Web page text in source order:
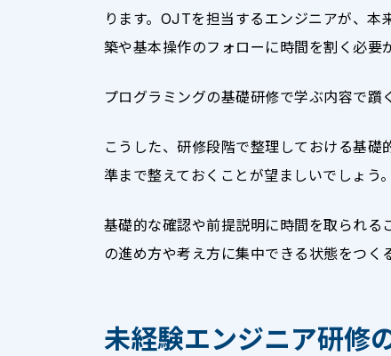
ります。OJTを担当するエンジニアが、
築や基本操作のフォローに時間を割く必要
プログラミングの基礎研修で学ぶ内容で躓
こうした、研修段階で整理しておける基
準まで整えておくことが望ましいでしょう。
基礎的な確認や前提説明に時間を取られ
の進め方や考え方に集中できる状態をつく
未経験エンジニア研修